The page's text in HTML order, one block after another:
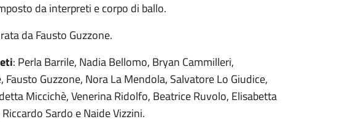
da interpreti e corpo di ballo.
da Fausto Guzzone.
: Perla Barrile, Nadia Bellomo, Bryan Cammilleri,
Guzzone, Nora La Mendola, Salvatore Lo Giudice,
Miccichè, Venerina Ridolfo, Beatrice Ruvolo, Elisabetta
Sardo e Naide Vizzini.